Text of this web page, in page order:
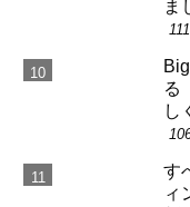
ま
る
し
す
ィ